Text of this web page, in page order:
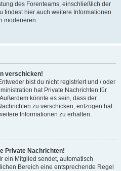
des Forenteams, einschließlich der
findest hier auch weitere Informationen
moderieren.
verschicken!
bist du nicht registriert und / oder
hat Private Nachrichten für
könnte es sein, dass der
zu verschicken, entzogen hat.
Informationen zu erhalten.
Private Nachrichten!
ein Mitglied sendet, automatisch
Bereich eine entsprechende Regel